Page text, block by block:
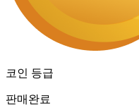
코인 등급
판매완료